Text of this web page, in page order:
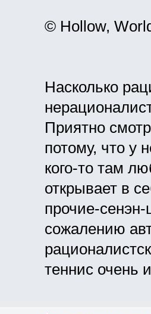
© Hollow,
Насколько
Приятно
потому, что у
кого-то там
открывает в
прочие-
сожалению
теннис очень